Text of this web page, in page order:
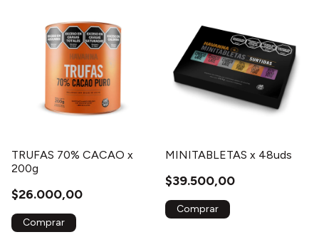
TRUFAS 70% CACAO x
200g
$26.000,00
MINITABLETAS x 48uds
$39.500,00